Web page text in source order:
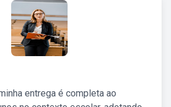
entrega é completa ao